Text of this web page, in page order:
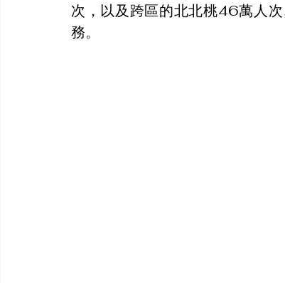
次，以及跨區的北北桃46萬人
務。